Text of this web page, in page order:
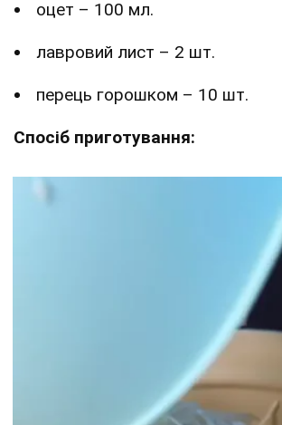
оцет – 100 мл.
лавровий лист – 2 шт.
перець горошком – 10 шт.
Спосіб приготування: